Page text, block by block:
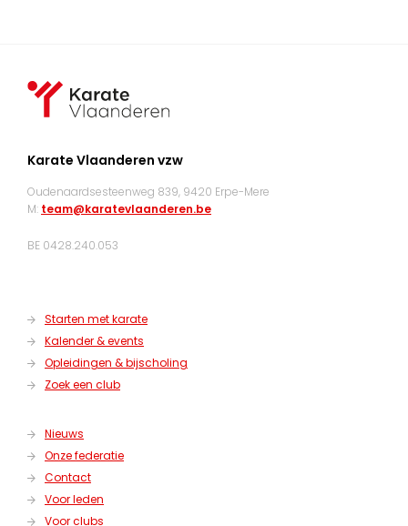
Karate Vlaanderen vzw
Oudenaardsesteenweg 839, 9420 Erpe-Mere
M: team@karatevlaanderen.be
BE 0428.240.053
Starten met karate
Kalender & events
Opleidingen & bijscholing
Zoek een club
Nieuws
Onze federatie
Contact
Voor leden
Voor clubs